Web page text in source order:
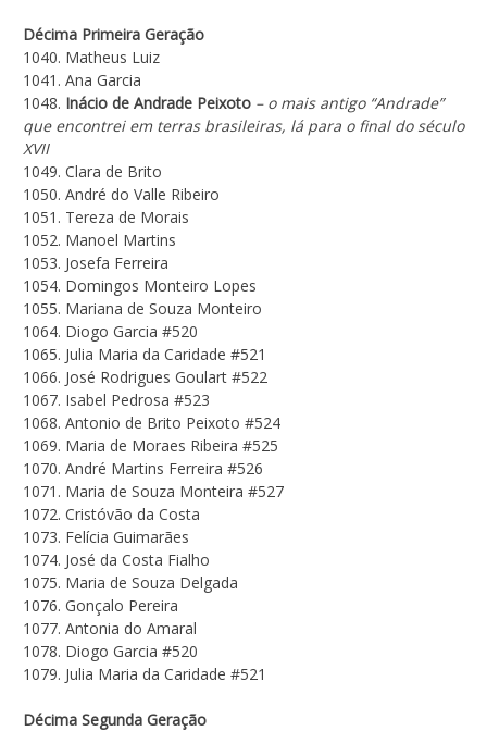
Décima Primeira Geração
1040. Matheus Luiz
1041. Ana Garcia
1048. Inácio de Andrade Peixoto – o mais antigo “Andrade”
que encontrei em terras brasileiras, lá para o final do século
XVII
1049. Clara de Brito
1050. André do Valle Ribeiro
1051. Tereza de Morais
1052. Manoel Martins
1053. Josefa Ferreira
1054. Domingos Monteiro Lopes
1055. Mariana de Souza Monteiro
1064. Diogo Garcia #520
1065. Julia Maria da Caridade #521
1066. José Rodrigues Goulart #522
1067. Isabel Pedrosa #523
1068. Antonio de Brito Peixoto #524
1069. Maria de Moraes Ribeira #525
1070. André Martins Ferreira #526
1071. Maria de Souza Monteira #527
1072. Cristóvão da Costa
1073. Felícia Guimarães
1074. José da Costa Fialho
1075. Maria de Souza Delgada
1076. Gonçalo Pereira
1077. Antonia do Amaral
1078. Diogo Garcia #520
1079. Julia Maria da Caridade #521
Décima Segunda Geração